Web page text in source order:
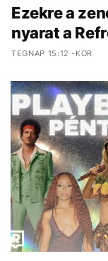
Ezekre a
nyarat a
TEGNAP 15:12 -KOR